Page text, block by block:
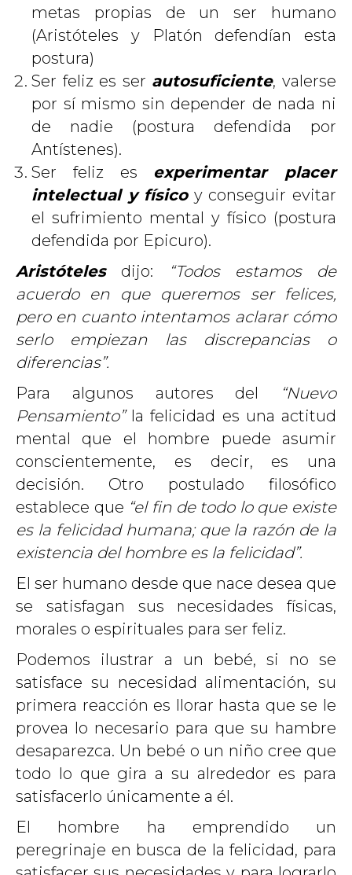
metas propias de un ser humano
(Aristóteles y Platón defendían esta
postura)
Ser feliz es ser autosuficiente, valerse
por sí mismo sin depender de nada ni
de nadie (postura defendida por
Antístenes).
Ser feliz es experimentar placer
intelectual y físicoy conseguir evitar
el sufrimiento mental y físico (postura
defendida por Epicuro).
Aristótelesdijo:
“Todos estamos de
acuerdo en que queremos ser felices,
pero en cuanto intentamos aclarar cómo
serlo empiezan las discrepancias o
diferencias”.
Para algunos autores del
“Nuevo
Pensamiento”la felicidad es una actitud
mental que el hombre puede asumir
conscientemente, es decir, es una
decisión. Otro postulado filosófico
establece que “el fin de todo lo que existe
es la felicidad humana; que la razón de la
existencia del hombre es la felicidad”.
El ser humano desde que nace desea que
se satisfagan sus necesidades físicas,
morales o espirituales para ser feliz.
Podemos ilustrar a un bebé, si no se
satisface su necesidad alimentación, su
primera reacción es llorar hasta que se le
provea lo necesario para que su hambre
desaparezca. Un bebé o un niño cree que
todo lo que gira a su alrededor es para
satisfacerlo únicamente a él.
El hombre ha emprendido un
peregrinaje en busca de la felicidad, para